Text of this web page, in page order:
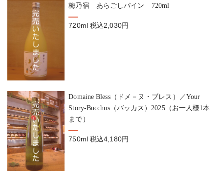
梅乃宿 あらごしパイン 720ml
720ml 税込2,030円
Domaine Bless（ドメ－ヌ・ブレス）／Your
Story-Bucchus（バッカス）2025（お一人様1本
まで）
750ml 税込4,180円